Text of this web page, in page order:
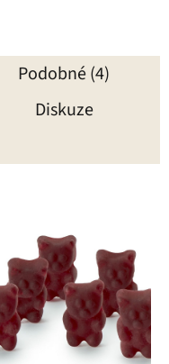
Podobné (4)
Diskuze